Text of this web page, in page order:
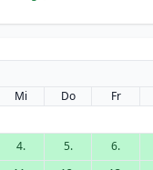
Mi Do Fr
4. 5. 6.